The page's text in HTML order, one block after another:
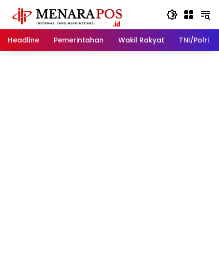
konten
Headline
Pemerintahan Wakil Rakyat TNI/Polri